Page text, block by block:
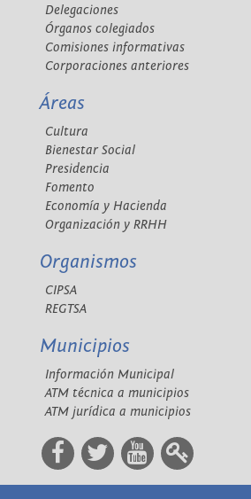
Delegaciones
Órganos colegiados
Comisiones informativas
Corporaciones anteriores
Áreas
Cultura
Bienestar Social
Presidencia
Fomento
Economía y Hacienda
Organización y RRHH
Organismos
CIPSA
REGTSA
Municipios
Información Municipal
ATM técnica a municipios
ATM jurídica a municipios